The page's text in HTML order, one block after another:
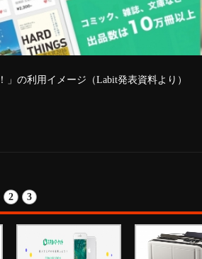
」の利用イメージ（Labit発表資料より）
2 3